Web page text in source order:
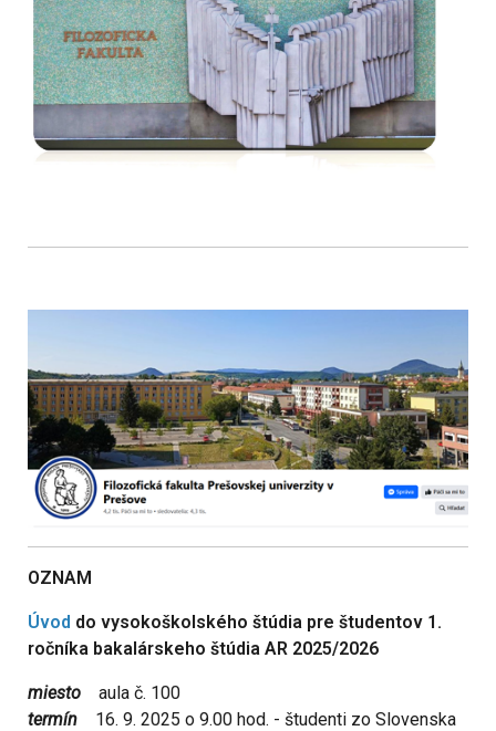
OZNAM
Úvod do vysokoškolského štúdia pre študentov 1.
ročníka bakalárskeho štúdia AR 2025/2026
miesto aula č. 100
termín 16. 9. 2025 o 9.00 hod. - študenti zo Slovenska